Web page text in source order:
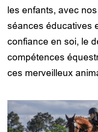
les enfants, avec
séances éducatives
confiance en soi, le
compétences
ces merveilleux